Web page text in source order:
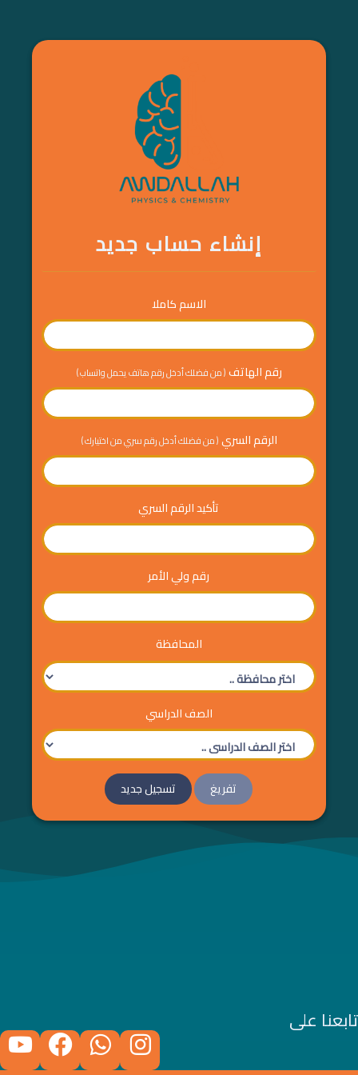
إنشاء حساب جديد
الاسم كاملا
رقم الهاتف( من فضلك أدخل رقم هاتف يحمل واتساب )
الرقم السري( من فضلك أدخل رقم سري من اختيارك )
تأكيد الرقم السري
رقم ولي الأمر
المحافظة
الصف الدراسي
تسجيل جديد تفريغ
تابعنا على